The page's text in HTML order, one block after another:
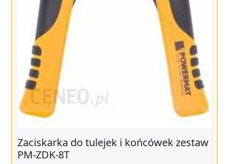
Zaciskarka do tulejek i końcówek zestaw
PM-ZDK-8T